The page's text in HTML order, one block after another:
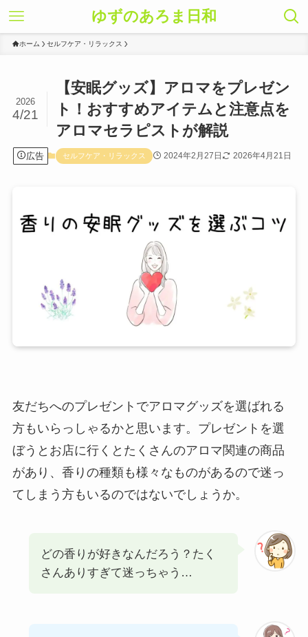
ゆずのあろま日和
ホーム セルフケア・リラックス
【安眠グッズ】アロマをプレゼン
ト！おすすめアイテムと注意点を
アロマセラピストが解説
2026
4/21
広告 セルフケア・リラックス 2024年2月27日 2026年4月21日
友だちへのプレゼントでアロマグッズを選ばれる
方もいらっしゃるかと思います。プレゼントを選
ぼうとお店に行くとたくさんのアロマ関連の商品
があり、香りの種類も様々なものがあるので迷っ
てしまう方もいるのではないでしょうか。
どの香りが好きなんだろう？たく
さんありすぎて迷っちゃう…